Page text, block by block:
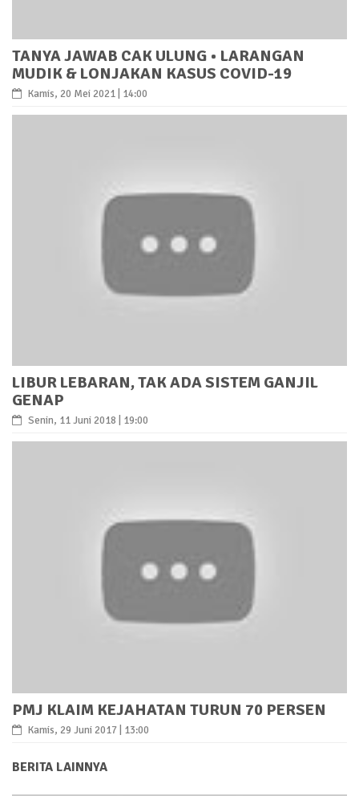
TANYA JAWAB CAK ULUNG • LARANGAN
MUDIK & LONJAKAN KASUS COVID-19
Kamis, 20 Mei 2021 | 14:00
LIBUR LEBARAN, TAK ADA SISTEM GANJIL
GENAP
Senin, 11 Juni 2018 | 19:00
PMJ KLAIM KEJAHATAN TURUN 70 PERSEN
Kamis, 29 Juni 2017 | 13:00
BERITA LAINNYA